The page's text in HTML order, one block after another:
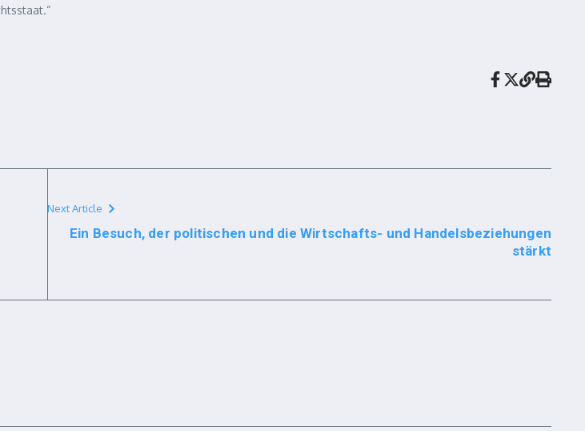
Next Article
Ein Besuch, der politischen und die Wirtschafts- und Handelsbeziehungen
stärkt